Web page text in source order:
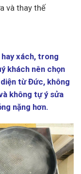
và thay thế
xách, trong
khách nên chọn
từ Đức, không
không tự ý sửa
nặng hơn.